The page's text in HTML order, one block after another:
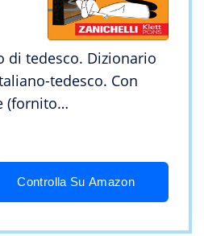
di tedesco. Dizionario
tedesco. Con
(fornito
Controlla Su Amazon